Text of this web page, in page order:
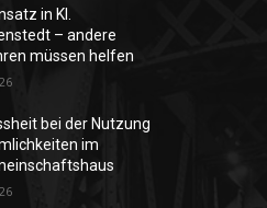
in Kl.
– andere
müssen helfen
bei der Nutzung
im